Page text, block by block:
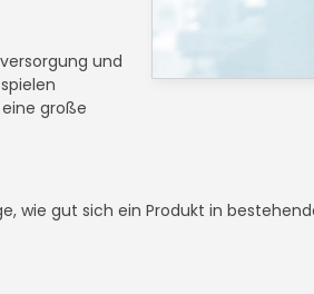
und
große
wie gut sich ein Produkt in